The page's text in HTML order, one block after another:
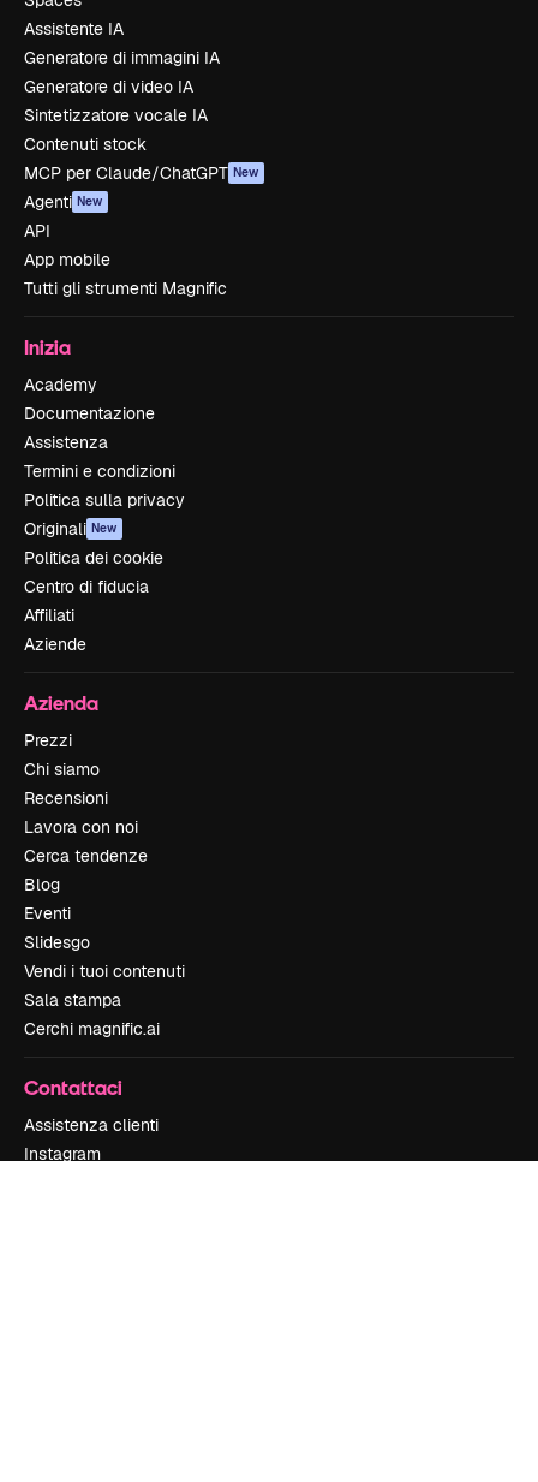
Assistente IA
Generatore di immagini IA
Generatore di video IA
Sintetizzatore vocale IA
Contenuti stock
MCP per Claude/ChatGPT New
Agenti New
API
App mobile
Tutti gli strumenti Magnific
Inizia
Academy
Documentazione
Assistenza
Termini e condizioni
Politica sulla privacy
Originali New
Politica dei cookie
Centro di fiducia
Affiliati
Aziende
Azienda
Prezzi
Chi siamo
Recensioni
Lavora con noi
Cerca tendenze
Blog
Eventi
Slidesgo
Vendi i tuoi contenuti
Sala stampa
Cerchi magnific.ai
Contattaci
Assistenza clienti
Instagram